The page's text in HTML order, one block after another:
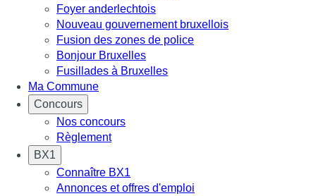
Foyer anderlechtois
Nouveau gouvernement bruxellois
Fusion des zones de police
Bonjour Bruxelles
Fusillades à Bruxelles
Ma Commune
Concours
Nos concours
Règlement
BX1
Connaître BX1
Annonces et offres d'emploi